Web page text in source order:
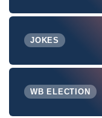
JOKES
WB ELECTION